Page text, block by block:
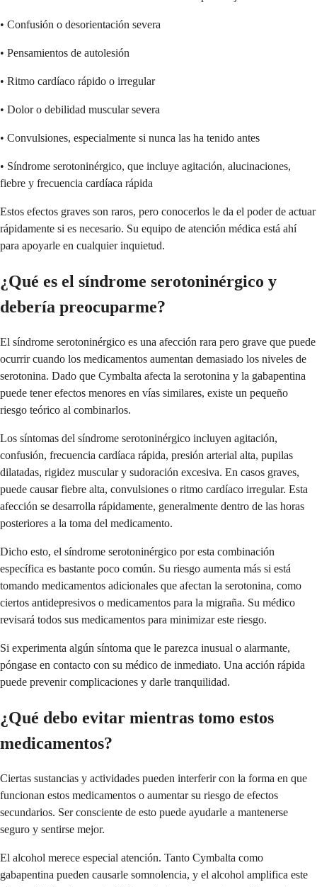
• Confusión o desorientación severa
• Pensamientos de autolesión
• Ritmo cardíaco rápido o irregular
• Dolor o debilidad muscular severa
• Convulsiones, especialmente si nunca las ha tenido antes
• Síndrome serotoninérgico, que incluye agitación, alucinaciones,
fiebre y frecuencia cardíaca rápida
Estos efectos graves son raros, pero conocerlos le da el poder de actuar
rápidamente si es necesario. Su equipo de atención médica está ahí
para apoyarle en cualquier inquietud.
¿Qué es el síndrome serotoninérgico y
debería preocuparme?
El síndrome serotoninérgico es una afección rara pero grave que puede
ocurrir cuando los medicamentos aumentan demasiado los niveles de
serotonina. Dado que Cymbalta afecta la serotonina y la gabapentina
puede tener efectos menores en vías similares, existe un pequeño
riesgo teórico al combinarlos.
Los síntomas del síndrome serotoninérgico incluyen agitación,
confusión, frecuencia cardíaca rápida, presión arterial alta, pupilas
dilatadas, rigidez muscular y sudoración excesiva. En casos graves,
puede causar fiebre alta, convulsiones o ritmo cardíaco irregular. Esta
afección se desarrolla rápidamente, generalmente dentro de las horas
posteriores a la toma del medicamento.
Dicho esto, el síndrome serotoninérgico por esta combinación
específica es bastante poco común. Su riesgo aumenta más si está
tomando medicamentos adicionales que afectan la serotonina, como
ciertos antidepresivos o medicamentos para la migraña. Su médico
revisará todos sus medicamentos para minimizar este riesgo.
Si experimenta algún síntoma que le parezca inusual o alarmante,
póngase en contacto con su médico de inmediato. Una acción rápida
puede prevenir complicaciones y darle tranquilidad.
¿Qué debo evitar mientras tomo estos
medicamentos?
Ciertas sustancias y actividades pueden interferir con la forma en que
funcionan estos medicamentos o aumentar su riesgo de efectos
secundarios. Ser consciente de esto puede ayudarle a mantenerse
seguro y sentirse mejor.
El alcohol merece especial atención. Tanto Cymbalta como
gabapentina pueden causarle somnolencia, y el alcohol amplifica este